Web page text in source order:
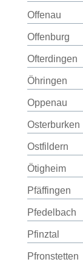
Offenau
Offenburg
Ofterdingen
Öhringen
Oppenau
Osterburken
Ostfildern
Ötigheim
Pfäffingen
Pfedelbach
Pfinztal
Pfronstetten